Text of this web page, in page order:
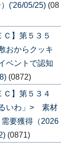
('26/05/25) (08
Ｃ】第５３５
からクッキ
ベントで認知
(0872)
Ｃ】第５３４
いわ」> 素材
要獲得（2026
(0871)